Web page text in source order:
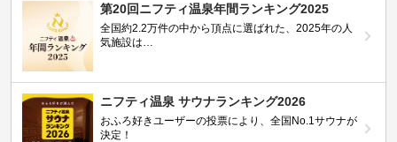
第20回ニフティ温泉年間ランキング2025
全国約2.2万件の中から頂点に選ばれた、2025年の人
気施設は…
ニフティ温泉 サウナランキング2026
おふろ好きユーザーの投票により、全国No.1サウナが
決定！